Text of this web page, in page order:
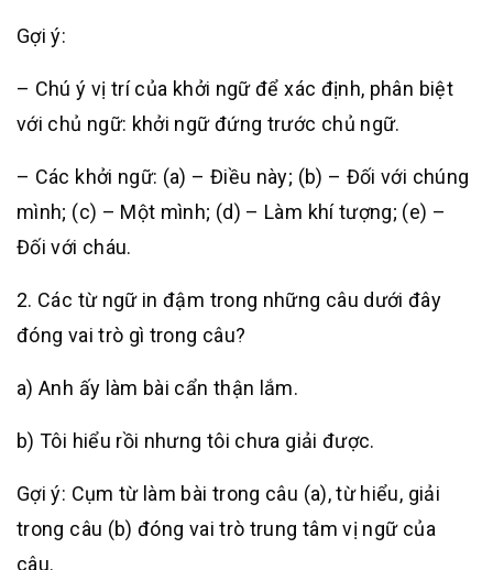
Gợi ý:
– Chú ý vị trí của khởi ngữ để xác định, phân biệt
với chủ ngữ: khởi ngữ đứng trước chủ ngữ.
– Các khởi ngữ: (a) – Điều này; (b) – Đối với chúng
mình; (c) – Một mình; (d) – Làm khí tượng; (e) –
Đối với cháu.
2. Các từ ngữ in đậm trong những câu dưới đây
đóng vai trò gì trong câu?
a) Anh ấy làm bài cẩn thận lắm.
b) Tôi hiểu rồi nhưng tôi chưa giải được.
Gợi ý: Cụm từ làm bài trong câu (a), từ hiểu, giải
trong câu (b) đóng vai trò trung tâm vị ngữ của
câu.